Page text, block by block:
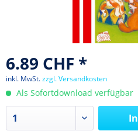
6.89 CHF *
inkl. MwSt.zzgl. Versandkosten
Als Sofortdownload verfügbar